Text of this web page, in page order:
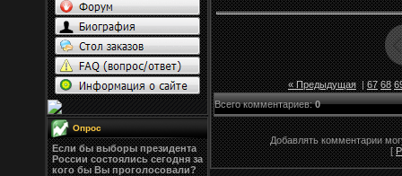
Опрос
Если бы выборы президента
России состоялись сегодня за
кого бы Вы проголосовали?
« Предыдущая|67 68
Всего комментариев:0
Добавлять комментарии
[